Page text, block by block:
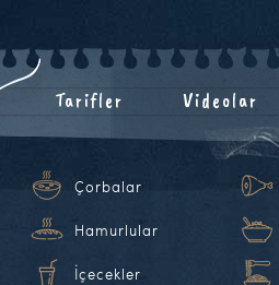
Tarifler Videolar
Çorbalar
Hamurlular
İçecekler